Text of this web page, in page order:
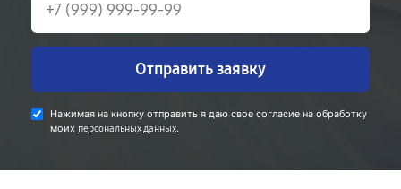
Отправить заявку
Нажимая на кнопку отправить я даю свое согласие на обработку
моих персональных данных.